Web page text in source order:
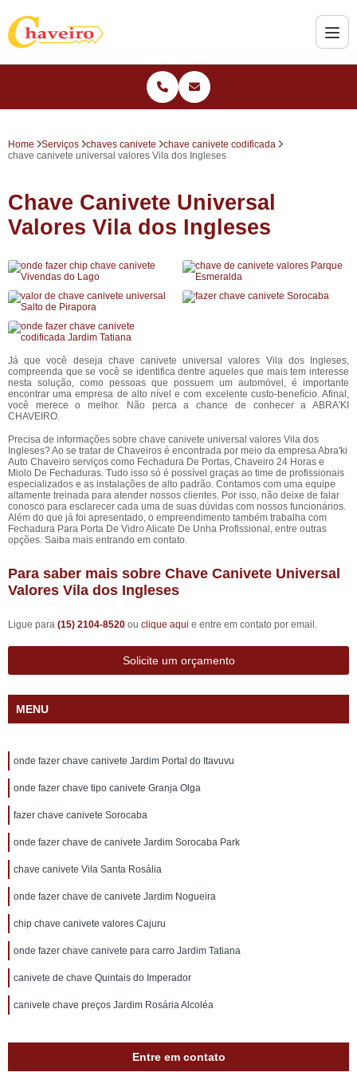
Home Serviços chaves canivete
chave canivete codificada
chave canivete universal valores Vila dos Ingleses
Chave Canivete Universal
Valores Vila dos Ingleses
Já que você deseja chave canivete universal valores Vila dos Ingleses,
compreenda que se você se identifica dentre aqueles que mais tem interesse
nesta solução, como pessoas que possuem um automóvel, é importante
encontrar uma empresa de alto nível e com excelente custo-benefício. Afinal,
você merece o melhor. Não perca a chance de conhecer a ABRA'KI
CHAVEIRO.
Precisa de informações sobre chave canivete universal valores Vila dos
Ingleses? Ao se tratar de Chaveiros é encontrada por meio da empresa Abra'ki
Auto Chaveiro serviços como Fechadura De Portas, Chaveiro 24 Horas e
Miolo De Fechaduras. Tudo isso só é possível graças ao time de profissionais
especializados e as instalações de alto padrão. Contamos com uma equipe
altamente treinada para atender nossos clientes. Por isso, não deixe de falar
conosco para esclarecer cada uma de suas dúvidas com nossos funcionários.
Além do que já foi apresentado, o empreendimento também trabalha com
Fechadura Para Porta De Vidro Alicate De Unha Profissional, entre outras
opções. Saiba mais entrando em contato.
Para saber mais sobre Chave Canivete Universal
Valores Vila dos Ingleses
Ligue para (15) 2104-8520 ou clique aqui e entre em contato por email.
Solicite um orçamento
MENU
onde fazer chave canivete Jardim Portal do Itavuvu
onde fazer chave tipo canivete Granja Olga
fazer chave canivete Sorocaba
onde fazer chave de canivete Jardim Sorocaba Park
chave canivete Vila Santa Rosália
onde fazer chave de canivete Jardim Nogueira
chip chave canivete valores Cajuru
onde fazer chave canivete para carro Jardim Tatiana
canivete de chave Quintais do Imperador
canivete chave preços Jardim Rosária Alcoléa
Entre em contato